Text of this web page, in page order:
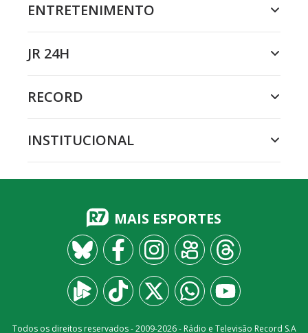
ENTRETENIMENTO
JR 24H
RECORD
INSTITUCIONAL
MAIS ESPORTES
Todos os direitos reservados - 2009-2026- Rádio e Televisão Record S.A